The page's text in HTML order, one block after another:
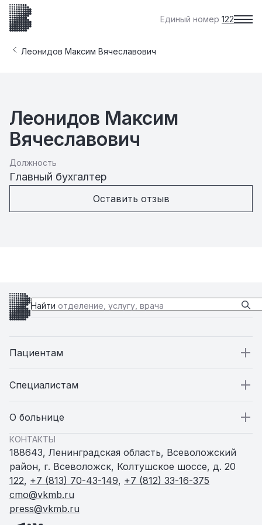
Единый номер 122
Леонидов Максим
Вячеславович
Должность
Главный бухгалтер
Оставить отзыв
Леонидов Максим Вячеславович
Найти отделение, услугу, врача
Пациентам
Пациентам
Стационар
Амбулатории и ФАПы
Родильный дом
Специалистам
Специалистам
Вакансии
Статьи
О больнице
О больнице
Пресс-служба
Новости
КОНТАКТЫ
188643, Ленинградская область, Всеволожский
район, г. Всеволожск, Колтушское шоссе, д. 20
122, +7 (813) 70-43-149, +7 (812) 33-16-375
cmo@vkmb.ru
press@vkmb.ru